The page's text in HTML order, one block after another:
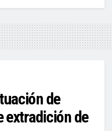
de
extradición de